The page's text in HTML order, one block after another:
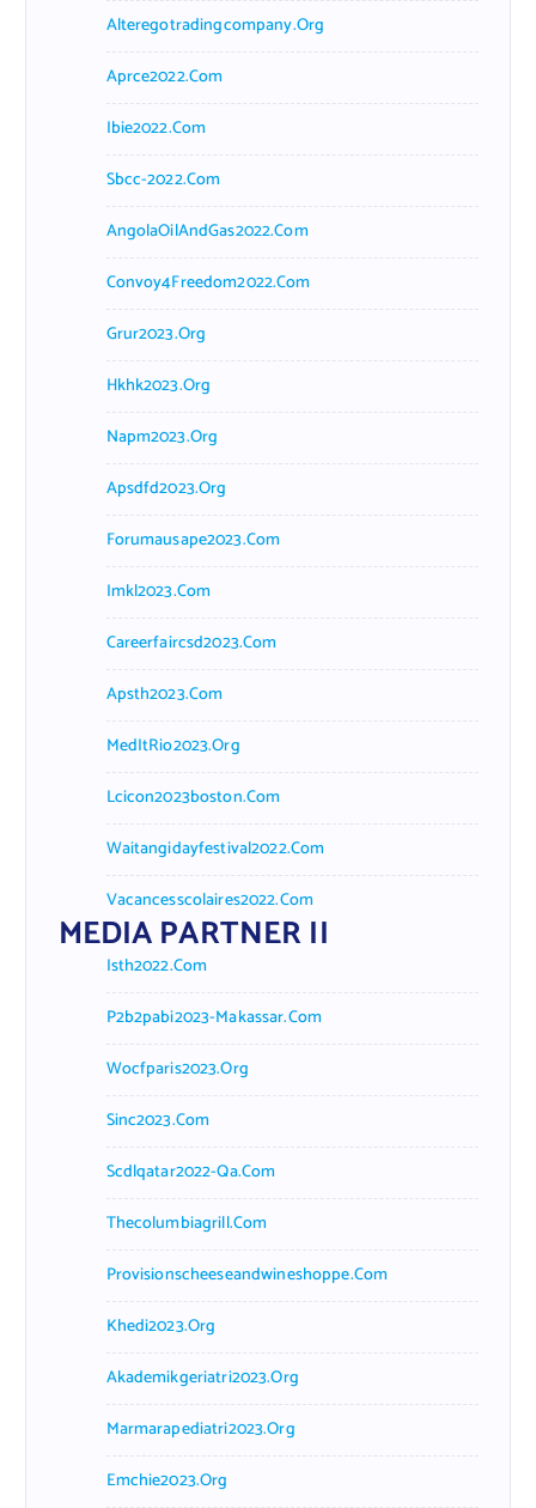
Alteregotradingcompany.org
Aprce2022.com
Ibie2022.com
Sbcc-2022.com
AngolaOilAndGas2022.com
Convoy4Freedom2022.com
Grur2023.org
Hkhk2023.org
Napm2023.org
Apsdfd2023.org
Forumausape2023.com
Imkl2023.com
Careerfaircsd2023.com
Apsth2023.com
MedItRio2023.org
Lcicon2023boston.com
Waitangidayfestival2022.com
Vacancesscolaires2022.com
MEDIA PARTNER II
Isth2022.com
P2b2pabi2023-Makassar.com
Wocfparis2023.org
Sinc2023.com
Scdlqatar2022-Qa.com
Thecolumbiagrill.com
Provisionscheeseandwineshoppe.com
Khedi2023.org
Akademikgeriatri2023.org
Marmarapediatri2023.org
Emchie2023.org